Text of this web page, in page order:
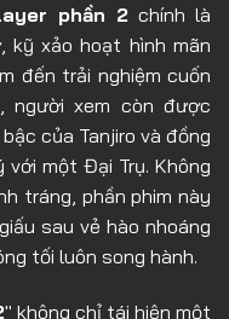
phần 2chính là
kỹ xảo hoạt hình mãn
đến trải nghiệm cuốn
người xem còn được
của Tanjiro và đồng
một Đại Trụ. Không
tráng, phần phim này
sau vẻ hào nhoáng
tối luôn song hành.
" không chỉ tái hiện một